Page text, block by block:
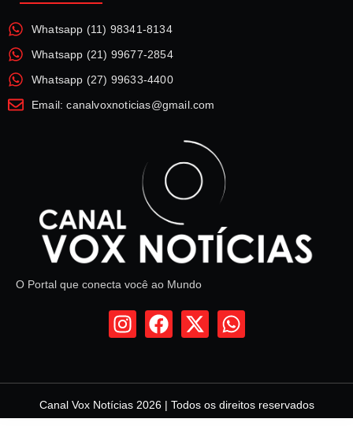
Whatsapp (11) 98341-8134
Whatsapp (21) 99677-2854
Whatsapp (27) 99633-4400
Email: canalvoxnoticias@gmail.com
O Portal que conecta você ao Mundo
Canal Vox Notícias 2026 | Todos os direitos reservados